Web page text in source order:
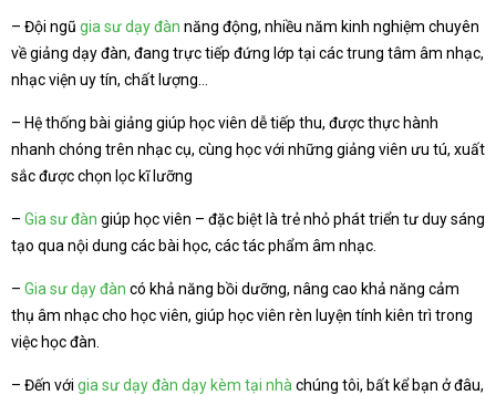
– Đội ngũ gia sư dạy đàn năng động, nhiều năm kinh nghiệm chuyên
về giảng dạy đàn, đang trực tiếp đứng lớp tại các trung tâm âm nhạc,
nhạc viện uy tín, chất lượng…
– Hệ thống bài giảng giúp học viên dễ tiếp thu, được thực hành
nhanh chóng trên nhạc cụ, cùng học với những giảng viên ưu tú, xuất
sắc được chọn lọc kĩ lưỡng
– Gia sư đàn giúp học viên – đặc biệt là trẻ nhỏ phát triển tư duy sáng
tạo qua nội dung các bài học, các tác phẩm âm nhạc.
– Gia sư dạy đàn có khả năng bồi dưỡng, nâng cao khả năng cảm
thụ âm nhạc cho học viên, giúp học viên rèn luyện tính kiên trì trong
việc học đàn.
– Đến với gia sư dạy đàn dạy kèm tại nhà chúng tôi, bất kể bạn ở đâu,